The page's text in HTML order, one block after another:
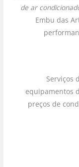
de ar
Embu das
Serviços
equipamentos
preços de